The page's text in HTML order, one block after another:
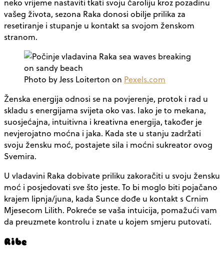
vašeg života, sezona Raka donosi obilje prilika za
resetiranje i stupanje u kontakt sa svojom ženskom
stranom.
Photo by Jess Loiterton on Pexels.com
Ženska energija odnosi se na povjerenje, protok i rad u
skladu s energijama svijeta oko vas. Iako je to mekana,
suosjećajna, intuitivna i kreativna energija, također je
nevjerojatno moćna i jaka. Kada ste u stanju zadržati
svoju žensku moć, postajete sila i moćni sukreator ovog
Svemira.
U vladavini Raka dobivate priliku zakoračiti u svoju žensku
moć i posjedovati sve što jeste. To bi moglo biti pojačano
krajem lipnja/juna, kada Sunce dođe u kontakt s Crnim
Mjesecom Lilith. Pokreće se vaša intuicija, pomažući vam
da preuzmete kontrolu i znate u kojem smjeru putovati.
Ribe